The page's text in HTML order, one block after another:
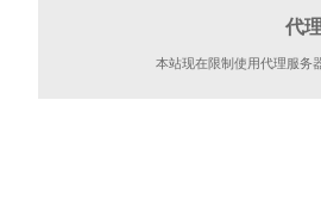
代
本站现在限制使用代理服务